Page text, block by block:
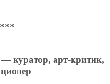
***
куратор, арт-критик,